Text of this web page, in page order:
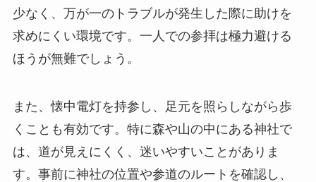
少なく、万が一のトラブルが発生した際に助けを
求めにくい環境です。一人での参拝は極力避ける
ほうが無難でしょう。
また、懐中電灯を持参し、足元を照らしながら歩
くことも有効です。特に森や山の中にある神社で
は、道が見えにくく、迷いやすいことがありま
す。事前に神社の位置や参道のルートを確認し、